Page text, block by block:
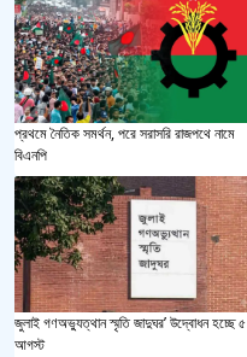
প্রথমে নৈতিক সমর্থন, পরে সরাসরি রাজপথে নামে
বিএনপি
জুলাই গণঅভ্যুত্থান স্মৃতি জাদুঘর’ উদ্বোধন হচ্ছে ৫
আগস্ট